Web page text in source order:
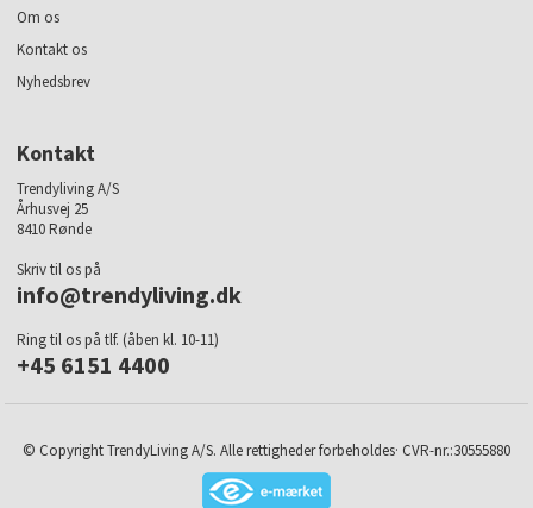
Om os
Kontakt os
Nyhedsbrev
Kontakt
Trendyliving A/S
Århusvej 25
8410 Rønde
Skriv til os på
info@trendyliving.dk
Ring til os på tlf. (åben kl. 10-11)
+45 6151 4400
© Copyright TrendyLiving A/S. Alle rettigheder forbeholdes· CVR-nr.:30555880